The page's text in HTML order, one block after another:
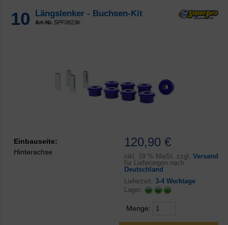
10 Längslenker - Buchsen-Kit
Art-Nr. SPF0823K
120,90 €
inkl. 19 % MwSt. zzgl. Versand
für Lieferungen nach
Deutschland
Lieferzeit: 3-4 Werktage
Lager:
Menge:
Einbauseite:
Hinterachse